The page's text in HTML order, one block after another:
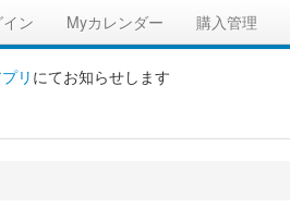
ン Myカレンダー 購入管理
リにてお知らせします